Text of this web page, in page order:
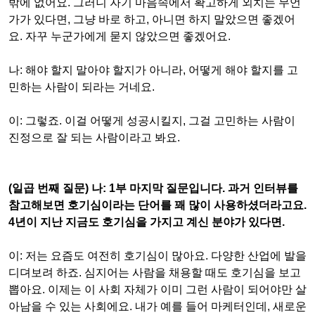
가가 있다면 , 그냥 바로 하고, 아니면 하지 말았으면 좋겠어
요. 자꾸 누군가에게 묻지 않았으면 좋겠어요.
나: 해야 할지 말아야 할지가 아니라, 어떻게 해야 할지를 고
민하는 사람이 되라는 거네요.
이 : 그렇죠. 이걸 어떻게 성공시킬지 , 그걸 고민하는 사람이
진정으로 잘 되는 사람이라고 봐요.
(일곱 번째 질문) 나: 1부 마지막 질문입니다. 과거 인터뷰를
참고해보면 호기심이라는 단어를 꽤 많이 사용하셨더라고요.
4년이 지난 지금도 호기심을 가지고 계신 분야가 있다면 .
이 : 저는 요즘도 여전히 호기심이 많아요. 다양한 산업에 발을
디뎌보려 하죠. 심지어는 사람을 채용할 때도 호기심을 보고
뽑아요. 이제는 이 사회 자체가 이미 그런 사람이 되어야만 살
아남을 수 있는 사회에요. 내가 예를 들어 마케터인데 , 새로운